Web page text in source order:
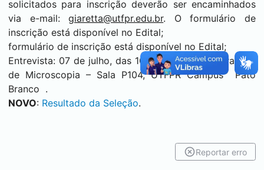
solicitados para inscrição deverão ser encaminhados
via e-mail:giaretta@utfpr.edu.br. O formulário de
inscrição está disponível no Edital;
formulário de inscrição está disponível no Edital;
Entrevista: 07 de julho, das 10h às 12h, no Laboratório
de Microscopia – Sala P104, UTFPR Campus Pato
Branco .
NOVO: Resultado da Seleção.
Reportar erro